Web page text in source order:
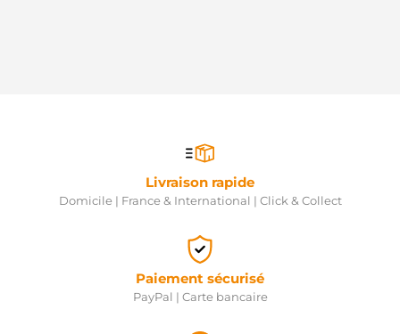
Livraison rapide
Domicile | France & International | Click & Collect
Paiement sécurisé
PayPal | Carte bancaire